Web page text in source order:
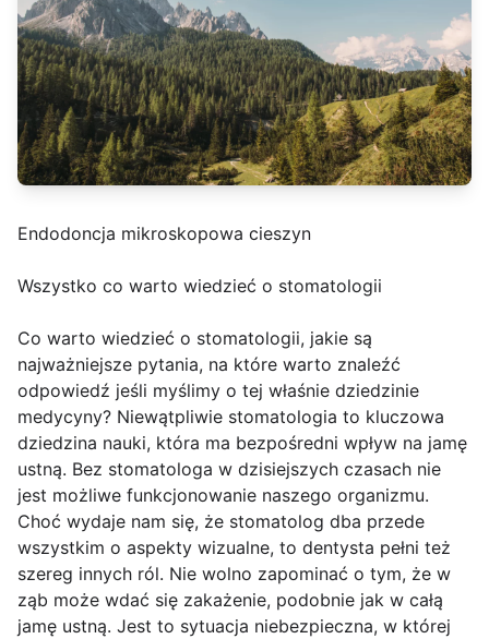
Endodoncja mikroskopowa cieszyn
Wszystko co warto wiedzieć o stomatologii
Co warto wiedzieć o stomatologii, jakie są
najważniejsze pytania, na które warto znaleźć
odpowiedź jeśli myślimy o tej właśnie dziedzinie
medycyny? Niewątpliwie stomatologia to kluczowa
dziedzina nauki, która ma bezpośredni wpływ na jamę
ustną. Bez stomatologa w dzisiejszych czasach nie
jest możliwe funkcjonowanie naszego organizmu.
Choć wydaje nam się, że stomatolog dba przede
wszystkim o aspekty wizualne, to dentysta pełni też
szereg innych ról. Nie wolno zapominać o tym, że w
ząb może wdać się zakażenie, podobnie jak w całą
jamę ustną. Jest to sytuacja niebezpieczna, w której